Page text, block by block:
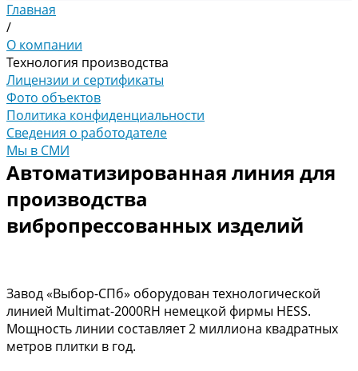
Главная
/
О компании
Технология производства
Лицензии и сертификаты
Фото объектов
Политика конфиденциальности
Сведения о работодателе
Мы в СМИ
Автоматизированная линия для
производства
вибропрессованных изделий
Завод «Выбор-СПб» оборудован технологической
линией Multimat-2000RH немецкой фирмы HESS.
Мощность линии составляет 2 миллиона квадратных
метров плитки в год.